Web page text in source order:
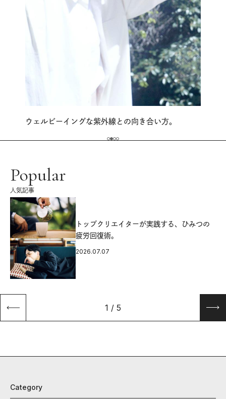
ウェルビーイングな紫外線との向き合い方。
Popular
人気記事
トップクリエイターが実践する、ひみつの
疲労回復術。
2026.07.07
1 / 5
Category